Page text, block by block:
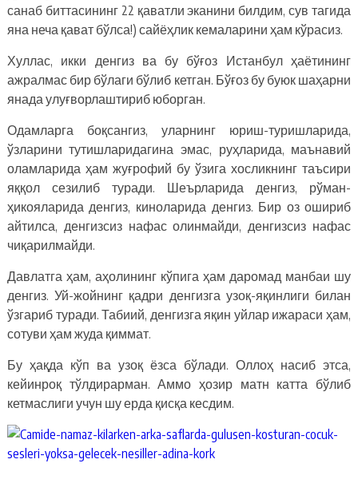
санаб биттасининг 22 қаватли эканини билдим, сув тагида
яна неча қават бўлса!) сайёҳлик кемаларини ҳам кўрасиз.
Хуллас, икки денгиз ва бу бўғоз Истанбул ҳаётининг
ажралмас бир бўлаги бўлиб кетган. Бўғоз бу буюк шаҳарни
янада улуғворлаштириб юборган.
Одамларга боқсангиз, уларнинг юриш-туришларида,
ўзларини тутишларидагина эмас, руҳларида, маънавий
оламларида ҳам жуғрофий бу ўзига хосликнинг таъсири
яққол сезилиб туради. Шеърларида денгиз, рўман-
ҳикояларида денгиз, киноларида денгиз. Бир оз ошириб
айтилса, денгизсиз нафас олинмайди, денгизсиз нафас
чиқарилмайди.
Давлатга ҳам, аҳолининг кўпига ҳам даромад манбаи шу
денгиз. Уй-жойнинг қадри денгизга узоқ-яқинлиги билан
ўзгариб туради. Табиий, денгизга яқин уйлар ижараси ҳам,
сотуви ҳам жуда қиммат.
Бу ҳақда кўп ва узоқ ёзса бўлади. Оллоҳ насиб этса,
кейинроқ тўлдирарман. Аммо ҳозир матн катта бўлиб
кетмаслиги учун шу ерда қисқа кесдим.